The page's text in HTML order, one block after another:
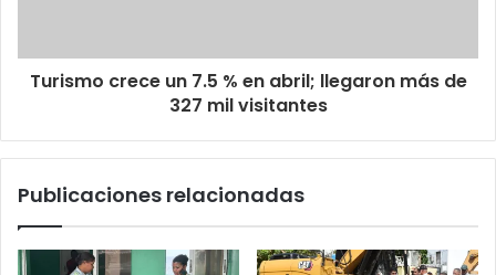
Turismo crece un 7.5 % en abril; llegaron más de
327 mil visitantes
Publicaciones relacionadas